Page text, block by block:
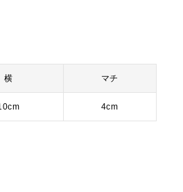
横 マチ
4cm